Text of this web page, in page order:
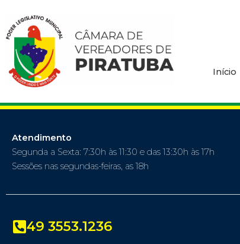
Início
Atendimento
Segunda a Sexta: 7:30h às 11:30 e das 13:30h às 17h
Sessões nas segundas-feiras, as 18h
49 3553.1236